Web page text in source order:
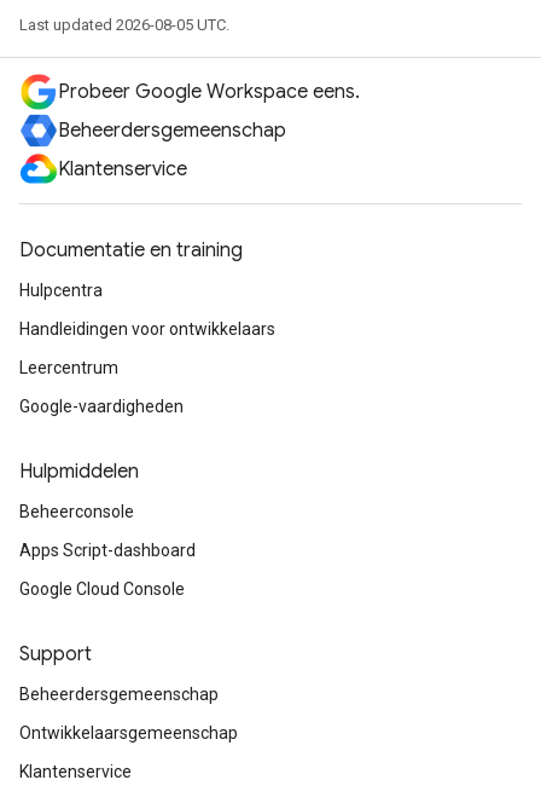
Last updated 2026-08-05 UTC.
Probeer Google Workspace eens.
Beheerdersgemeenschap
Klantenservice
Documentatie en training
Hulpcentra
Handleidingen voor ontwikkelaars
Leercentrum
Google-vaardigheden
Hulpmiddelen
Beheerconsole
Apps Script-dashboard
Google Cloud Console
Support
Beheerdersgemeenschap
Ontwikkelaarsgemeenschap
Klantenservice